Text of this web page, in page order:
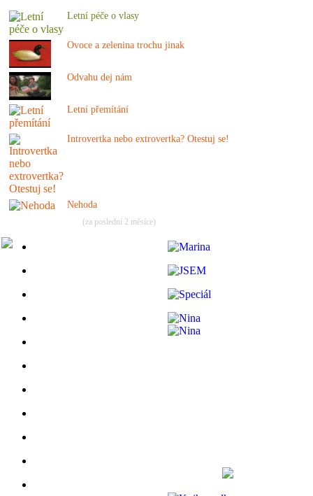
Letní péče o vlasy
Ovoce a zelenina trochu jinak
Odvahu dej nám
Letní přemítání
Introvertka nebo extrovertka? Otestuj se!
Nehoda
(za poslední 2 měsíce)